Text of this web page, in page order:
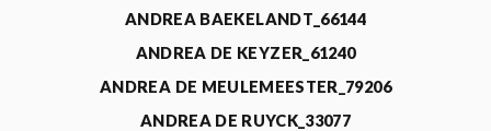
ANDREA BAEKELANDT_66144
ANDREA DE KEYZER_61240
ANDREA DE MEULEMEESTER_79206
ANDREA DE RUYCK_33077